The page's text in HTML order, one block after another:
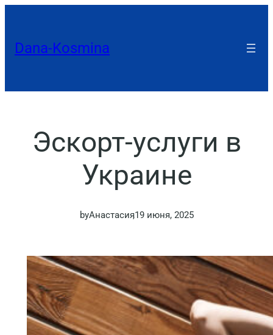
содержимому
Dana-Kosmina
Эскорт-услуги в
Украине
byАнастасия,19 июня, 2025